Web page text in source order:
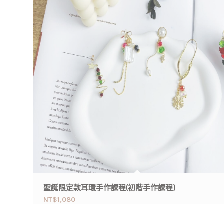
聖誕限定款耳環手作課程(初階手作課程)
NT$1,080